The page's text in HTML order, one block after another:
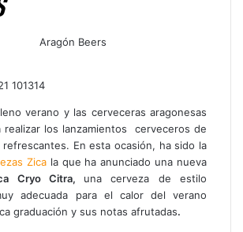
Aragón Beers
verano y las cerveceras aragonesas
realizar los lanzamientos cerveceros de
refrescantes. En esta ocasión, ha sido la
Zicala que ha anunciado una nueva
Cryo Citra, una cerveza de estilo
adecuada para el calor del verano
graduación y sus notas afrutadas.